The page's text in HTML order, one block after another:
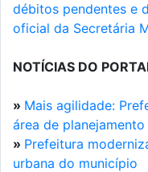
débitos pendentes e
oficial da Secretária
NOTÍCIAS DO
» Mais agilidade:
área de
» Prefeitura
urbana do município